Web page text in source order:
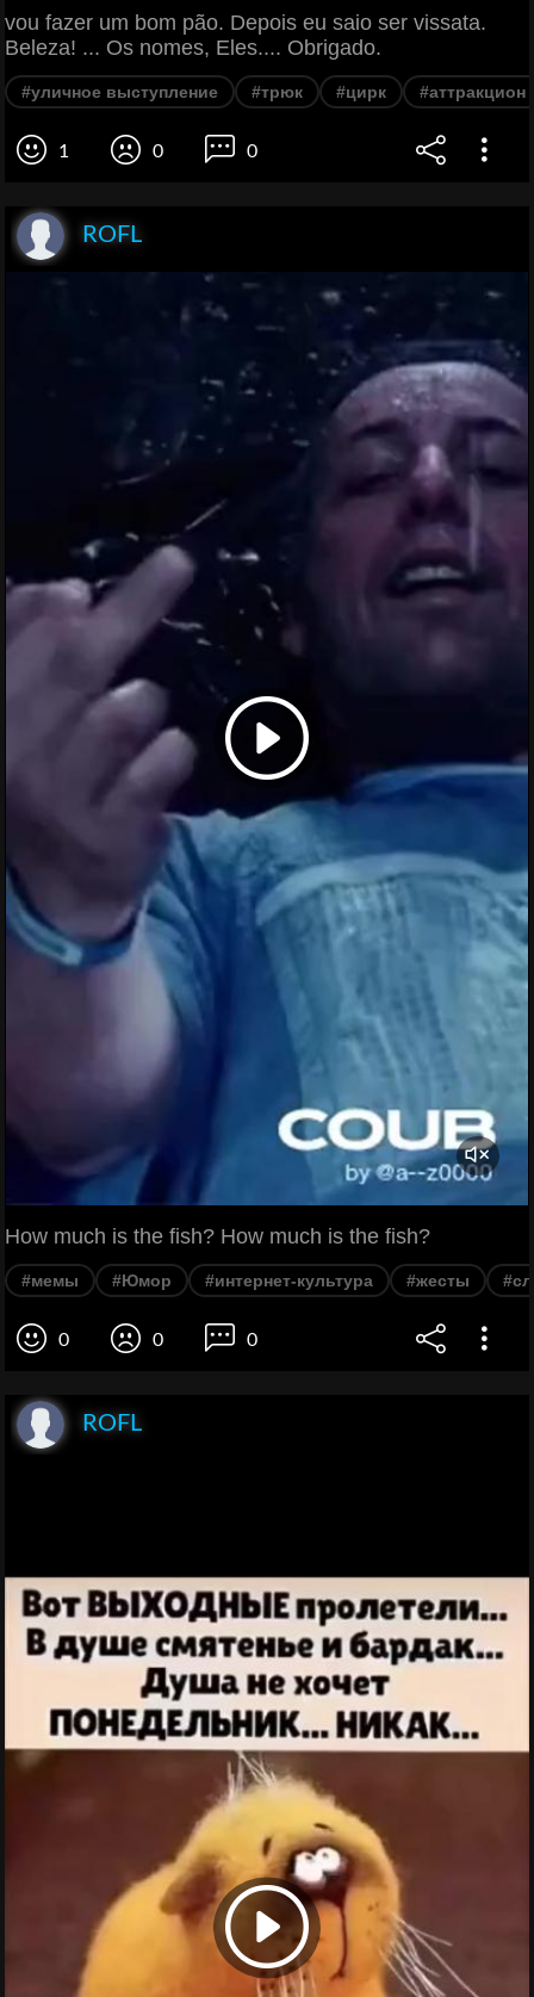
vou fazer um bom pão. Depois eu saio ser vissata.
Beleza! ... Os nomes, Eles.... Obrigado.
#уличное выступление #трюк #цирк #аттракцион
1 0 0
ROFL
How much is the fish? How much is the fish?
#мемы #Юмор #интернет-культура #жесты
0 0 0
ROFL